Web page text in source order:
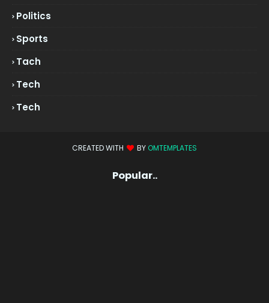
Politics
Sports
Tach
Tech
Tech
CREATED WITH BY OMTEMPLATES
Popular..